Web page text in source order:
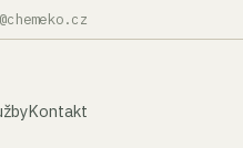
Kontakt